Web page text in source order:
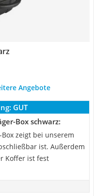
Angebote
GUT
Box schwarz:
zeigt bei unserem
ist. Außerdem
Koffer ist fest